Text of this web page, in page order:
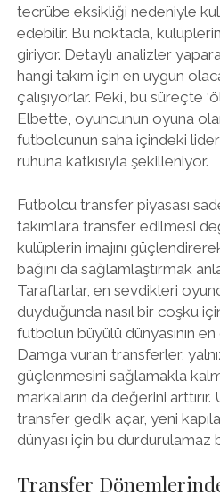
tecrübe eksikliği nedeniyle
edebilir. Bu noktada,
giriyor. Detaylı analizler
hangi takım için en uygun
çalışıyorlar. Peki, bu süreçte
Elbette, oyuncunun oyuna
futbolcunun saha içindeki
ruhuna katkısıyla şekilleniyor.
Futbolcu transfer piyasası
takımlara transfer edilmesi
kulüplerin imajını
bağını da sağlamlaştırmak
Taraftarlar, en sevdikleri
duyduğunda nasıl bir coşku
futbolun büyülü dünyasının
Damga vuran transferler,
güçlenmesini sağlamakla
markaların da değerini
transfer gedik açar, yeni
dünyası için bu durdurulamaz
Transfer